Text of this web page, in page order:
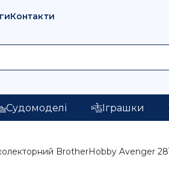
Контакти
Судомоделі Іграшки
BrotherHobby Avenger